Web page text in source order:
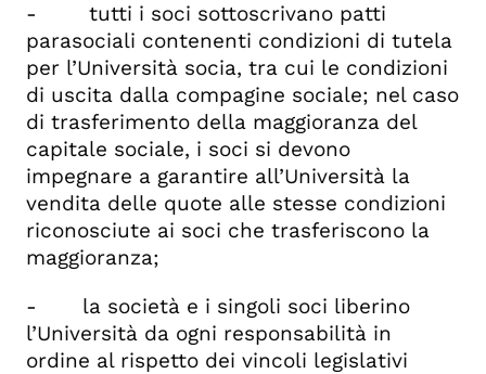
- tutti i soci sottoscrivano patti
parasociali contenenti condizioni di tutela
per l’Università socia, tra cui le condizioni
di uscita dalla compagine sociale; nel caso
di trasferimento della maggioranza del
capitale sociale, i soci si devono
impegnare a garantire all’Università la
vendita delle quote alle stesse condizioni
riconosciute ai soci che trasferiscono la
maggioranza;
- la società e i singoli soci liberino
l’Università da ogni responsabilità in
ordine al rispetto dei vincoli legislativi